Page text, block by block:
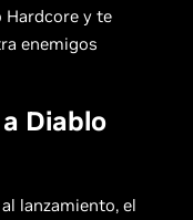
Hardcore y te
enemigos
Diablo
lanzamiento, el